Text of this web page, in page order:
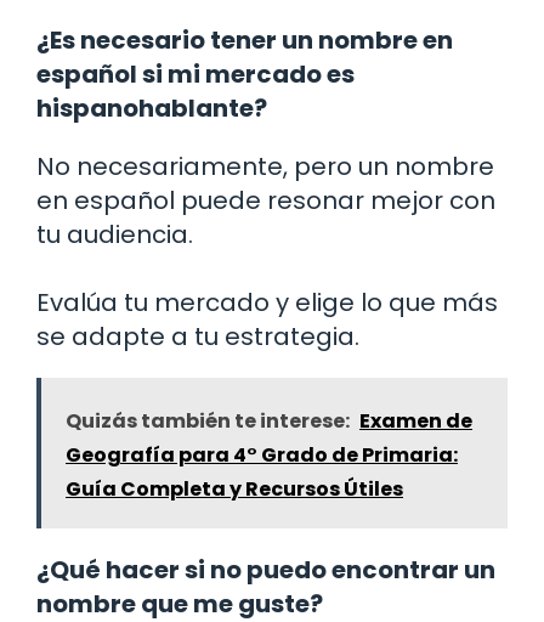
¿Es necesario tener un nombre en
español si mi mercado es
hispanohablante?
No necesariamente, pero un nombre
en español puede resonar mejor con
tu audiencia.
Evalúa tu mercado y elige lo que más
se adapte a tu estrategia.
Quizás también te interese: Examen de
Geografía para 4° Grado de Primaria:
Guía Completa y Recursos Útiles
¿Qué hacer si no puedo encontrar un
nombre que me guste?